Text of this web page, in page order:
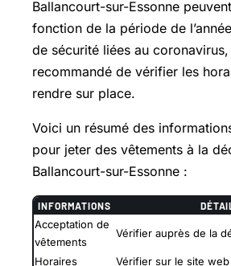
Ballancourt-sur-Essonne
fonction de la période de
de sécurité liées au
recommandé de vérifier les
rendre sur place.
Voici un résumé des
pour jeter des vêtements à la
Ballancourt-sur-Essonne :
INFORMATIONS
Acceptation de
vêtements
Vérifier auprès de la
Horaires Vérifier sur le site